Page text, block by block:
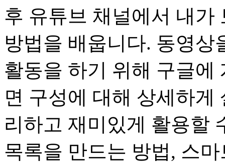
후 유튜브 채널에서 내가
방법을 배웁니다. 동영
활동을 하기 위해 구글에
면 구성에 대해 상세하게
리하고 재미있게 활용할
목록을 만드는 방법, 스